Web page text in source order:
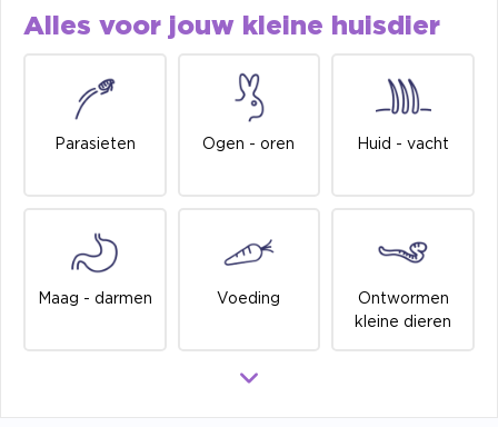
Alles voor jouw kleine huisdier
Parasieten Ogen - oren Huid - vacht
Maag - darmen Voeding
Ontwormen
kleine dieren